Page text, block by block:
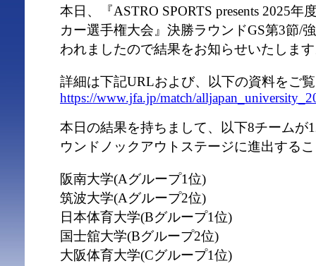
本日、『ASTRO SPORTS presents 2025年
カー選手権大会』決勝ラウンドGS第3節/
われましたので結果をお知らせいたしま
詳細は下記URLおよび、以下の資料をご
https://www.jfa.jp/match/
本日の結果を持ちまして、以下8チームが
ウンドノックアウトステージに進出する
阪南大学(Aグループ1位)
筑波大学(Aグループ2位)
日本体育大学(Bグループ1位)
国士舘大学(Bグループ2位)
大阪体育大学(Cグループ1位)